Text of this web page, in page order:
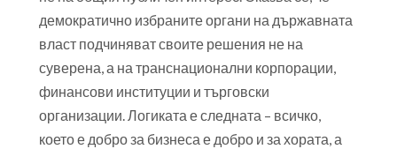
демократично избраните органи на държавната
власт подчиняват своите решения не на
суверена, а на транснационални корпорации,
финансови институции и търговски
организации. Логиката е следната – всичко,
което е добро за бизнеса е добро и за хората, а